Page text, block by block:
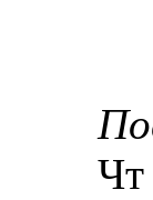
Чт